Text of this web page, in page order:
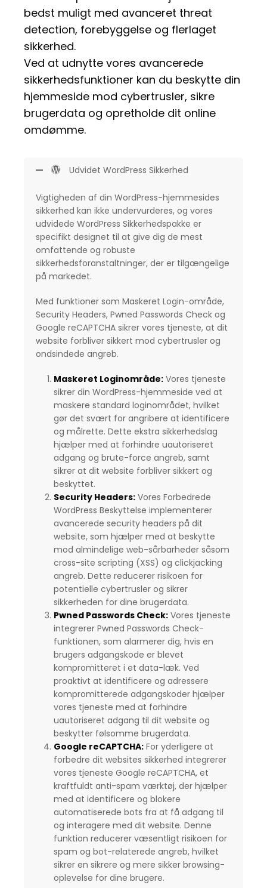
bedst muligt med avanceret threat
detection, forebyggelse og flerlaget
sikkerhed.
Ved at udnytte vores avancerede
sikkerhedsfunktioner kan du beskytte din
hjemmeside mod cybertrusler, sikre
brugerdata og opretholde dit online
omdømme.
Udvidet WordPress Sikkerhed
Vigtigheden af din WordPress-hjemmesides
sikkerhed kan ikke undervurderes, og vores
udvidede WordPress Sikkerhedspakke er
specifikt designet til at give dig de mest
omfattende og robuste
sikkerhedsforanstaltninger, der er tilgængelige
på markedet.
Med funktioner som Maskeret Login-område,
Security Headers, Pwned Passwords Check og
Google reCAPTCHA sikrer vores tjeneste, at dit
website forbliver sikkert mod cybertrusler og
ondsindede angreb.
Maskeret Loginområde: Vores tjeneste
sikrer din WordPress-hjemmeside ved at
maskere standard loginområdet, hvilket
gør det svært for angribere at identificere
og målrette. Dette ekstra sikkerhedslag
hjælper med at forhindre uautoriseret
adgang og brute-force angreb, samt
sikrer at dit website forbliver sikkert og
beskyttet.
Security Headers: Vores Forbedrede
WordPress Beskyttelse implementerer
avancerede security headers på dit
website, som hjælper med at beskytte
mod almindelige web-sårbarheder såsom
cross-site scripting (XSS) og clickjacking
angreb. Dette reducerer risikoen for
potentielle cybertrusler og sikrer
sikkerheden for dine brugerdata.
Pwned Passwords Check: Vores tjeneste
integrerer Pwned Passwords Check-
funktionen, som alarmerer dig, hvis en
brugers adgangskode er blevet
kompromitteret i et data-læk. Ved
proaktivt at identificere og adressere
kompromitterede adgangskoder hjælper
vores tjeneste med at forhindre
uautoriseret adgang til dit website og
beskytter følsomme brugerdata.
Google reCAPTCHA: For yderligere at
forbedre dit websites sikkerhed integrerer
vores tjeneste Google reCAPTCHA, et
kraftfuldt anti-spam værktøj, der hjælper
med at identificere og blokere
automatiserede bots fra at få adgang til
og interagere med dit website. Denne
funktion reducerer væsentligt risikoen for
spam og bot-relaterede angreb, hvilket
sikrer en sikrere og mere sikker browsing-
oplevelse for dine brugere.